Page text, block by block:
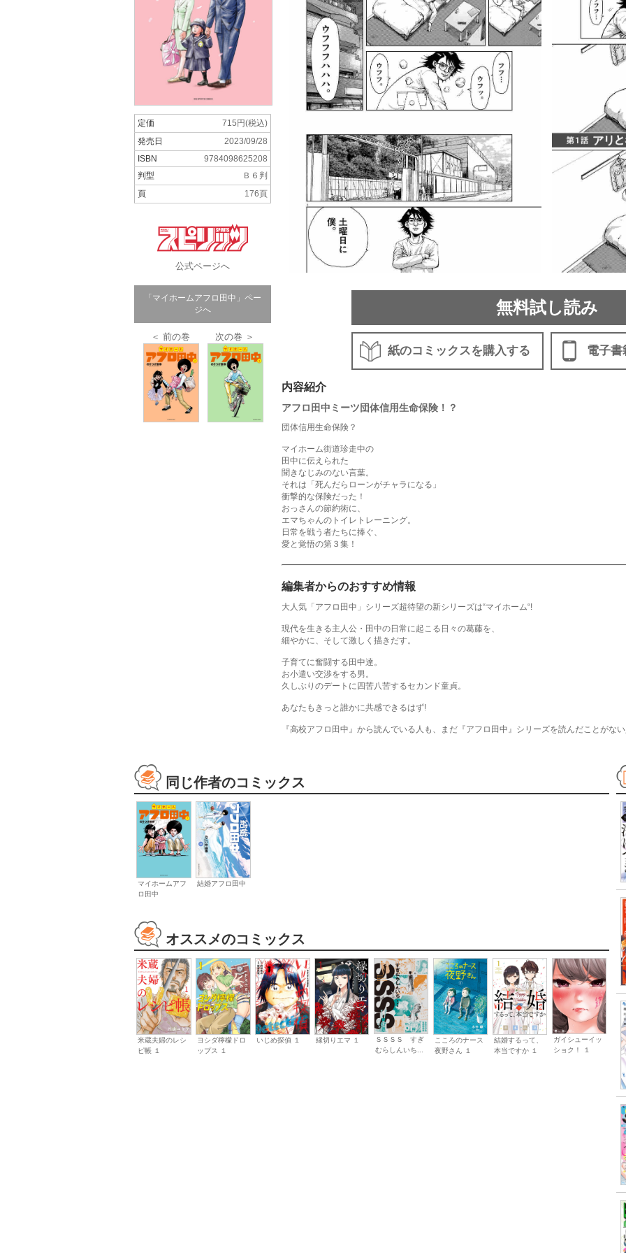
定価
715円(税込)
発売日
2023/09/28
ISBN
9784098625208
判型
Ｂ６判
頁
176頁
公式ページへ
「マイホームアフロ田中」ペー
ジへ
＜ 前の巻 次の巻 ＞
無料試し読み
紙のコミックスを購入する 電子書
内容紹介
アフロ田中ミーツ団体信用生命保険！？
団体信用生命保険？
マイホーム街道珍走中の
田中に伝えられた
聞きなじみのない言葉。
それは「死んだらローンがチャラになる」
衝撃的な保険だった！
おっさんの節約術に、
エマちゃんのトイレトレーニング。
日常を戦う者たちに捧ぐ、
愛と覚悟の第３集！
編集者からのおすすめ情報
大人気「アフロ田中」シリーズ超待望の新シリーズは“マイホーム“!
現代を生きる主人公・田中の日常に起こる日々の葛藤を、
細やかに、そして激しく描きだす。
子育てに奮闘する田中達。
お小遣い交渉をする男。
久しぶりのデートに四苦八苦するセカンド童貞。
あなたもきっと誰かに共感できるはず!
『高校アフロ田中』から読んでいる人も、まだ『アフロ田中』シリーズを読んだことがな
同じ作者のコミックス
マイホームアフ
ロ田中
結婚アフロ田中
オススメのコミックス
米蔵夫婦のレシ
ピ帳 １
ヨシダ檸檬ドロ
ップス １
いじめ探偵 １ 縁切りエマ １
ＳＳＳＳ すぎ
むらしんいち...
こころのナース
夜野さん １
結婚するって、
本当ですか １
ガイシューイッ
ショク！ １